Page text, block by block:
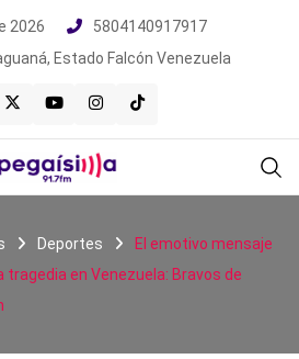
2026
5804140917917
Estado Falcón Venezuela
Deportes
El emotivo mensaje
tragedia en Venezuela: Bravos de